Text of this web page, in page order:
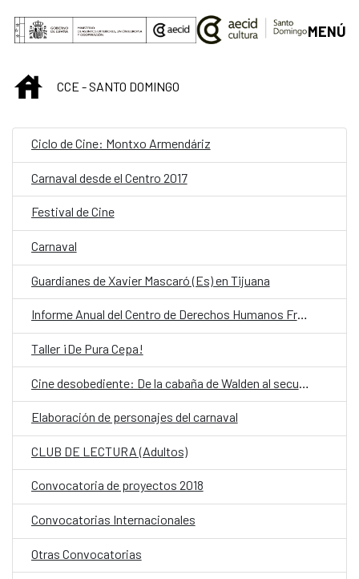
Saltar al contenido principal
MENÚ
INICIOCCE - SANTO DOMINGO
Ciclo de Cine: Montxo Armendáriz
Carnaval desde el Centro 2017
Festival de Cine
Carnaval
Guardianes de Xavier Mascaró (Es) en Tijuana
Informe Anual del Centro de Derechos Humanos Fray Francisco de Vitoria
Taller ¡De Pura Cepa!
Elaboración de personajes del carnaval
CLUB DE LECTURA (Adultos)
Convocatoria de proyectos 2018
Convocatorias Internacionales
Otras Convocatorias